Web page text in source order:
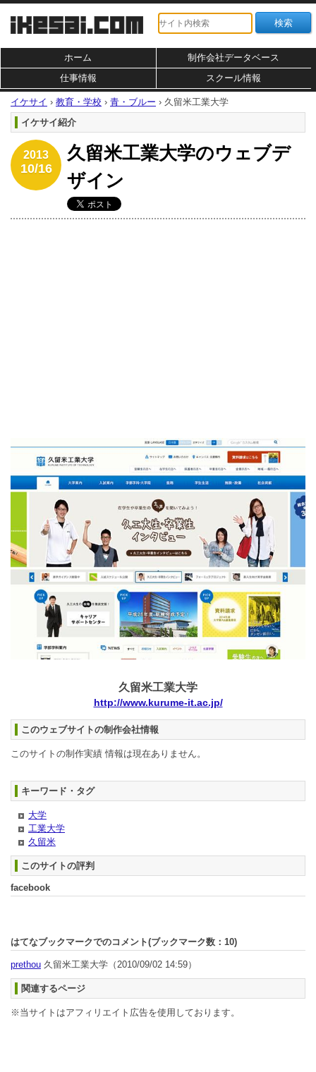
ホーム
制作会社データベース
仕事情報
スクール情報
イケサイ › 教育・学校 › 青・ブルー › 久留米工業大学
イケサイ紹介
2013
10/16
久留米工業大学のウェブデ
ザイン
久留米工業大学
http://www.kurume-it.ac.jp/
このウェブサイトの制作会社情報
このサイトの制作実績 情報は現在ありません。
キーワード・タグ
大学
工業大学
久留米
このサイトの評判
facebook
はてなブックマークでのコメント(ブックマーク数： 10)
prethou 久留米工業大学 （2010/09/02 14:59）
関連するページ
※当サイトはアフィリエイト広告を使用しております。